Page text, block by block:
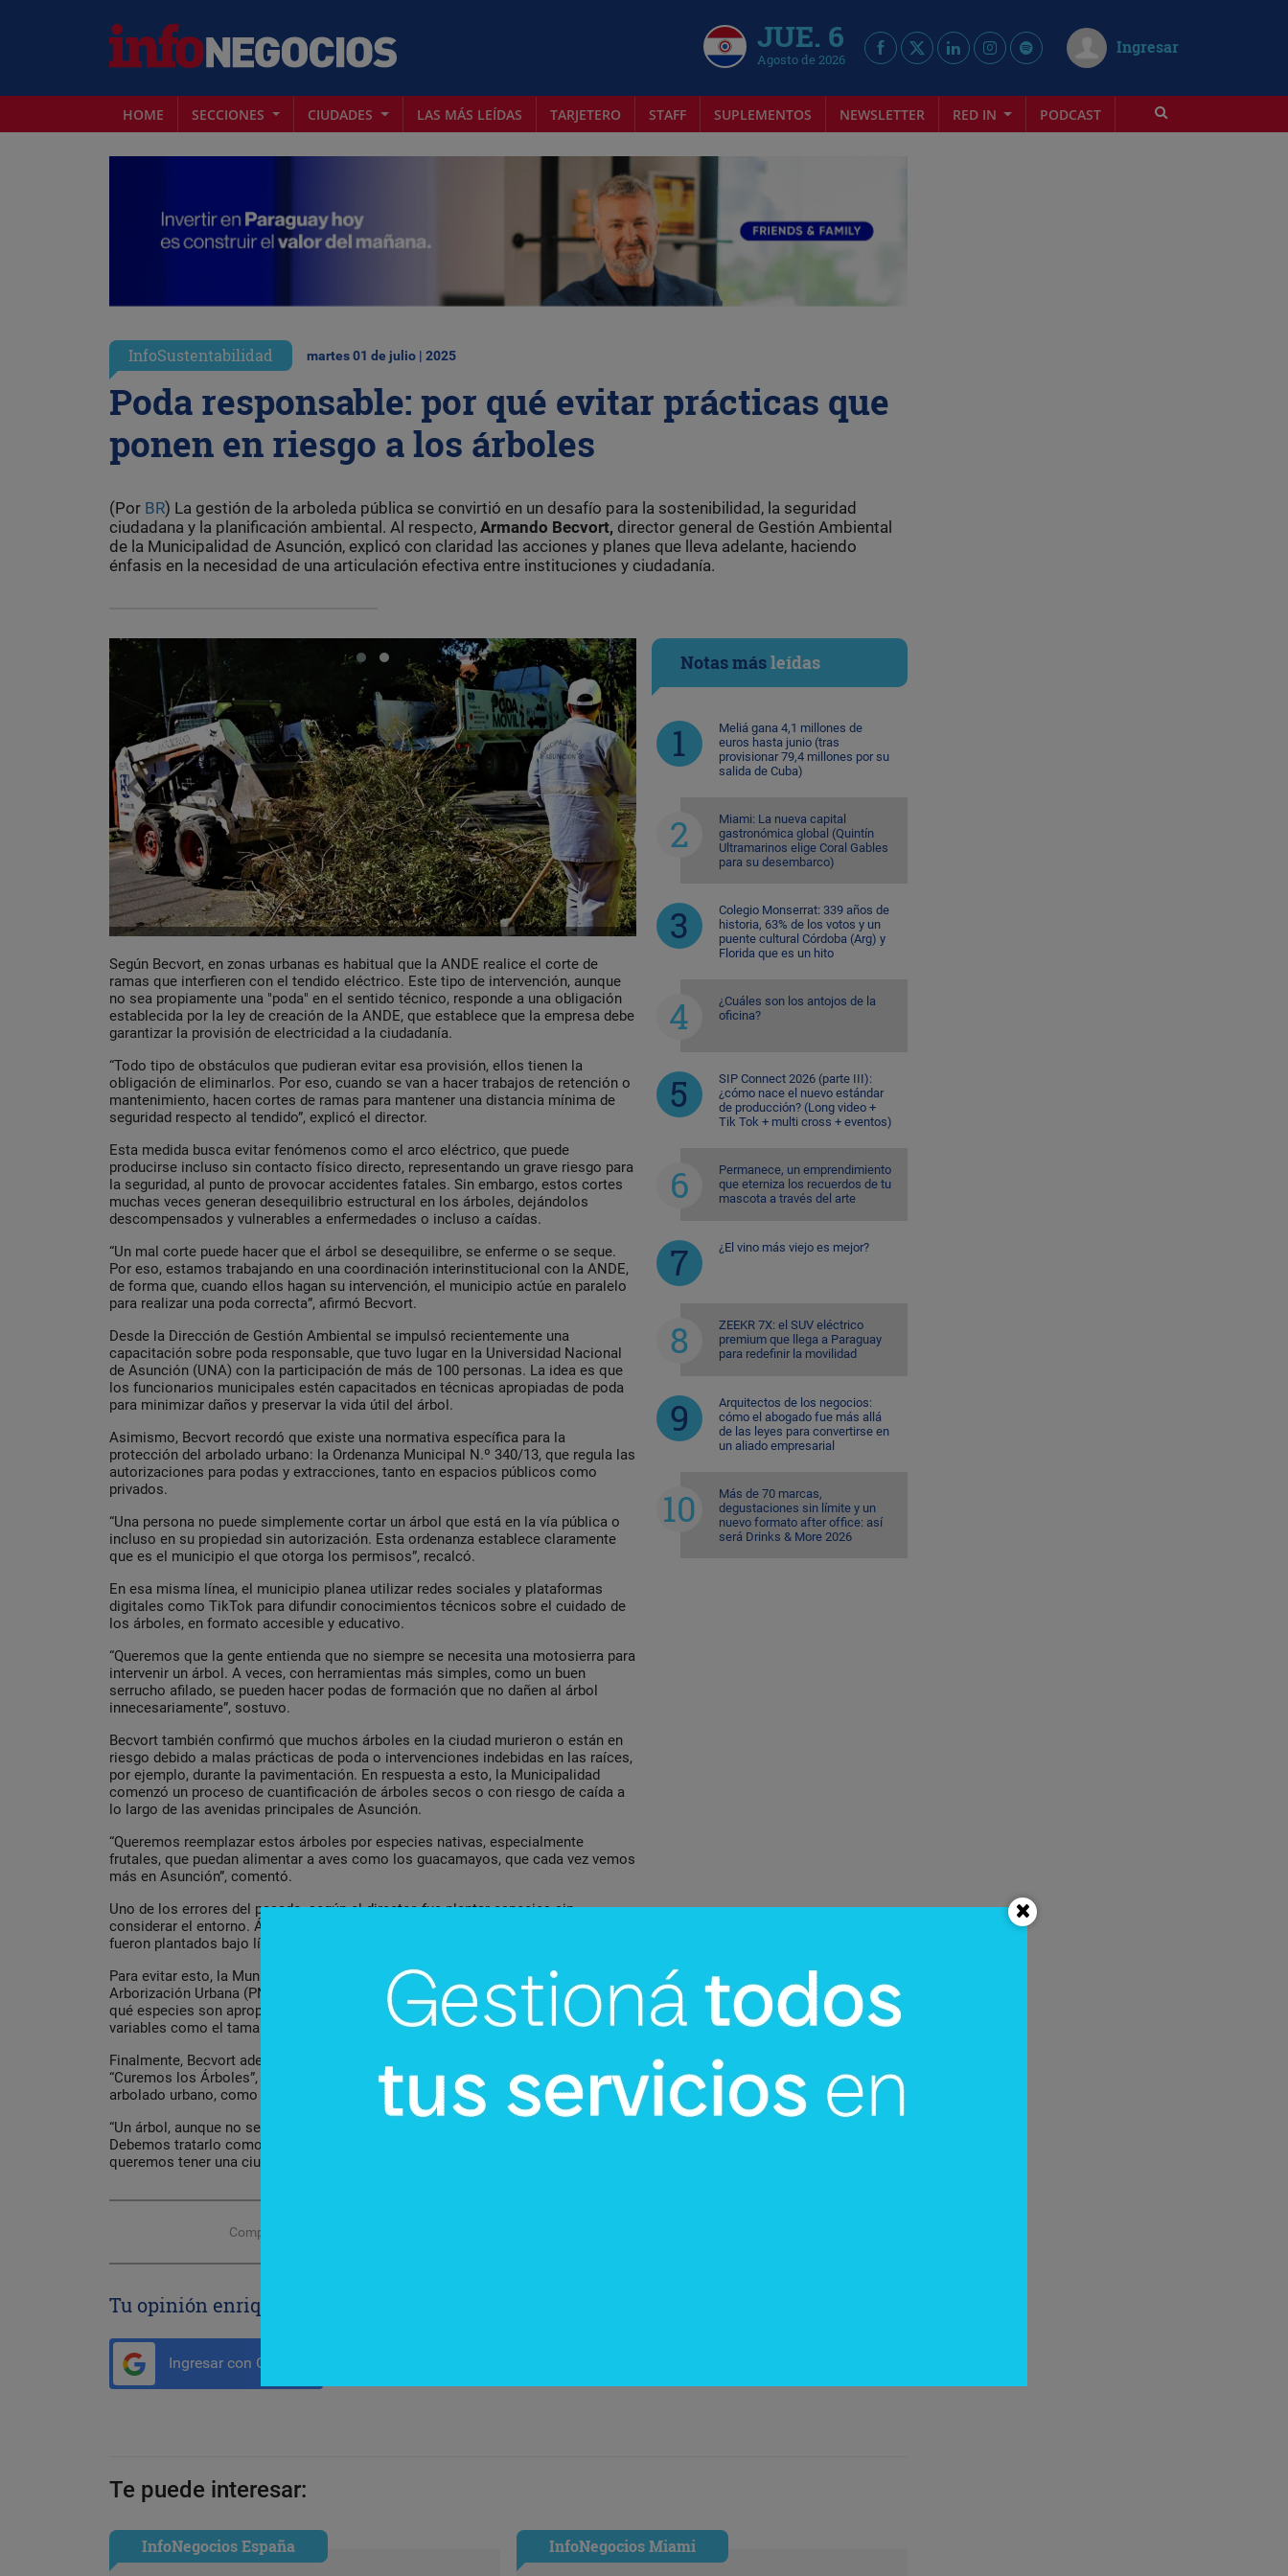
JUE. 6
Agosto de 2026
Ingresar
HOME SECCIONES CIUDADES LAS MÁS LEÍDAS TARJETERO STAFF SUPLEMENTOS NEWSLETTER RED IN PODCAST
InfoSustentabilidad martes 01 de julio | 2025
Poda responsable: por qué evitar prácticas que
ponen en riesgo a los árboles
(Por BR) La gestión de la arboleda pública se convirtió en un desafío para la sostenibilidad, la seguridad
ciudadana y la planificación ambiental. Al respecto, Armando Becvort, director general de Gestión Ambiental
de la Municipalidad de Asunción, explicó con claridad las acciones y planes que lleva adelante, haciendo
énfasis en la necesidad de una articulación efectiva entre instituciones y ciudadanía.
Según Becvort, en zonas urbanas es habitual que la ANDE realice el corte de
ramas que interfieren con el tendido eléctrico. Este tipo de intervención, aunque
no sea propiamente una "poda" en el sentido técnico, responde a una obligación
establecida por la ley de creación de la ANDE, que establece que la empresa debe
garantizar la provisión de electricidad a la ciudadanía.
“Todo tipo de obstáculos que pudieran evitar esa provisión, ellos tienen la
obligación de eliminarlos. Por eso, cuando se van a hacer trabajos de retención o
mantenimiento, hacen cortes de ramas para mantener una distancia mínima de
seguridad respecto al tendido”, explicó el director.
Esta medida busca evitar fenómenos como el arco eléctrico, que puede
producirse incluso sin contacto físico directo, representando un grave riesgo para
la seguridad, al punto de provocar accidentes fatales. Sin embargo, estos cortes
muchas veces generan desequilibrio estructural en los árboles, dejándolos
descompensados y vulnerables a enfermedades o incluso a caídas.
“Un mal corte puede hacer que el árbol se desequilibre, se enferme o se seque.
Por eso, estamos trabajando en una coordinación interinstitucional con la ANDE,
de forma que, cuando ellos hagan su intervención, el municipio actúe en paralelo
para realizar una poda correcta”, afirmó Becvort.
Desde la Dirección de Gestión Ambiental se impulsó recientemente una
capacitación sobre poda responsable, que tuvo lugar en la Universidad Nacional
de Asunción (UNA) con la participación de más de 100 personas. La idea es que
los funcionarios municipales estén capacitados en técnicas apropiadas de poda
para minimizar daños y preservar la vida útil del árbol.
Asimismo, Becvort recordó que existe una normativa específica para la
protección del arbolado urbano: la Ordenanza Municipal N.º 340/13, que regula las
autorizaciones para podas y extracciones, tanto en espacios públicos como
privados.
“Una persona no puede simplemente cortar un árbol que está en la vía pública o
incluso en su propiedad sin autorización. Esta ordenanza establece claramente
que es el municipio el que otorga los permisos”, recalcó.
En esa misma línea, el municipio planea utilizar redes sociales y plataformas
digitales como TikTok para difundir conocimientos técnicos sobre el cuidado de
los árboles, en formato accesible y educativo.
“Queremos que la gente entienda que no siempre se necesita una motosierra para
intervenir un árbol. A veces, con herramientas más simples, como un buen
serrucho afilado, se pueden hacer podas de formación que no dañen al árbol
innecesariamente”, sostuvo.
Becvort también confirmó que muchos árboles en la ciudad murieron o están en
riesgo debido a malas prácticas de poda o intervenciones indebidas en las raíces,
por ejemplo, durante la pavimentación. En respuesta a esto, la Municipalidad
comenzó un proceso de cuantificación de árboles secos o con riesgo de caída a
lo largo de las avenidas principales de Asunción.
“Queremos reemplazar estos árboles por especies nativas, especialmente
frutales, que puedan alimentar a aves como los guacamayos, que cada vez vemos
más en Asunción”, comentó.
Uno de los errores del pasado, según el director, fue plantar especies sin
considerar el entorno. Árboles como los lapachos, con gran desarrollo vertical,
fueron plantados bajo líneas eléctricas, generando conflictos inevitables.
Para evitar esto, la Municipalidad, en coordinación con el Programa Nacional de
Arborización Urbana (PNVU), está trabajando en una guía técnica que identifique
qué especies son apropiadas para cada espacio de la ciudad, tomando en cuenta
variables como el tamaño, la infraestructura cercana y las condiciones del suelo.
Finalmente, Becvort adelantó la creación de un nuevo programa llamado
“Curemos los Árboles”, cuyo objetivo es tratar enfermedades que afectan al
arbolado urbano, como ataques de patógenos, insectos o virus.
“Un árbol, aunque no se mueva como un animal, también necesita atención.
Debemos tratarlo como un ser vivo, con cuidados preventivos y correctivos, si
queremos tener una ciudad verde y saludable”, puntualizó.
Compartir con tus amigos de
Tu opinión enriquece este artículo:
Ingresar con Google
Notas másleídas
Meliá gana 4,1 millones de
euros hasta junio (tras
provisionar 79,4 millones por su
salida de Cuba)
Miami: La nueva capital
gastronómica global (Quintín
Ultramarinos elige Coral Gables
para su desembarco)
Colegio Monserrat: 339 años de
historia, 63% de los votos y un
puente cultural Córdoba (Arg) y
Florida que es un hito
¿Cuáles son los antojos de la
oficina?
SIP Connect 2026 (parte III):
¿cómo nace el nuevo estándar
de producción? (Long video +
Tik Tok + multi cross + eventos)
Permanece, un emprendimiento
que eterniza los recuerdos de tu
mascota a través del arte
¿El vino más viejo es mejor?
ZEEKR 7X: el SUV eléctrico
premium que llega a Paraguay
para redefinir la movilidad
Arquitectos de los negocios:
cómo el abogado fue más allá
de las leyes para convertirse en
un aliado empresarial
Más de 70 marcas,
degustaciones sin límite y un
nuevo formato after office: así
será Drinks & More 2026
Te puede interesar:
InfoNegocios España InfoNegocios Miami